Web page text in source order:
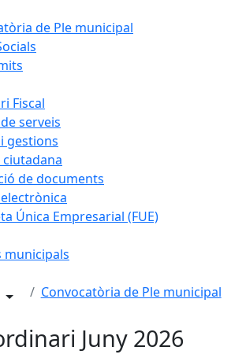
de Ple municipal
Fiscal
serveis
gestions
ciutadana
de documents
Única Empresarial (FUE)
municipals
Convocatòria de Ple municipal
Juny 2026